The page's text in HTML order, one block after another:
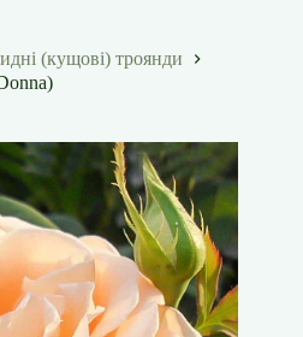
(кущові) троянди